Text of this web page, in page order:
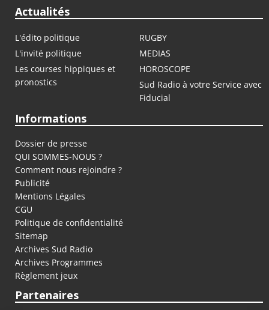
Actualités
L'édito politique
RUGBY
L'invité politique
MEDIAS
Les courses hippiques et
pronostics
HOROSCOPE
Sud Radio à votre Service avec
Fiducial
Informations
Dossier de presse
QUI SOMMES-NOUS ?
Comment nous rejoindre ?
Publicité
Mentions Légales
CGU
Politique de confidentialité
Sitemap
Archives Sud Radio
Archives Programmes
Règlement jeux
Partenaires